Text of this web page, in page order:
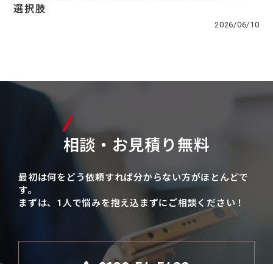
選択肢
2026/06/10
相談・お見積り無料
最初は何をどう依頼すれば分からない方がほとんどで
す。
まずは、1人で悩みを抱え込まずにご相談ください！